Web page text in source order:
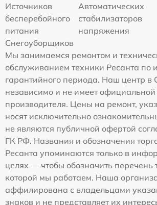
Источников
бесперебойного
питания
Автоматических
стабилизаторов
напряжения
Снегоуборщиков
Мы занимаемся ремонтом и
обслуживанием техники Ресанта по
гарантийного периода. Наш центр в
независимо и не имеет официальной
производителя. Цены на ремонт,
носят исключительно
не являются публичной офертой
ГК РФ. Названия и обозначения
Ресанта упоминаются только в
целях — чтобы обозначить перечень
которой мы работаем. Наша
аффилирована с владельцами
знаков и не представляет их